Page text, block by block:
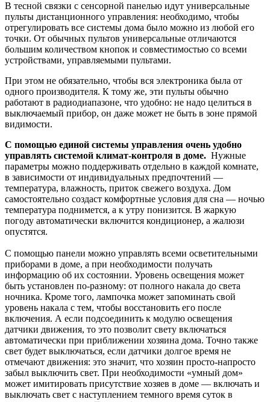
В тесной связки с сенсорной панелью идут универсальные
пульты дистанционного управления: необходимо, чтобы
отрегулировать все системы дома было можно из любой его
точки. От обычных пультов универсальные отличаются
большим количеством кнопок и совместимостью со всеми
устройствами, управляемыми пультами.
При этом не обязательно, чтобы вся электроника была от
одного производителя. К тому же, эти пульты обычно
работают в радиодиапазоне, что удобно: не надо целиться в
выключаемый прибор, он даже может не быть в зоне прямой
видимости.
С помощью единой системы управления очень удобно
управлять системой климат-контроля в доме. Нужные
параметры можно поддерживать отдельно в каждой комнате,
в зависимости от индивидуальных предпочтений —
температура, влажность, приток свежего воздуха. Дом
самостоятельно создаст комфортные условия для сна — ночью
температура поднимется, а к утру понизится. В жаркую
погоду автоматически включится кондиционер, а жалюзи
опустятся.
С помощью панели можно управлять всеми осветительными
приборами в доме, а при необходимости получать
информацию об их состоянии. Уровень освещения может
быть установлен по-разному: от полного накала до света
ночника. Кроме того, лампочка может запоминать свой
уровень накала с тем, чтобы восстановить его после
включения. А если подсоединить к модулю освещения
датчики движения, то это позволит свету включаться
автоматически при приближении хозяина дома. Точно также
свет будет выключаться, если датчики долгое время не
отмечают движения: это значит, что хозяин просто-напросто
забыл выключить свет. При необходимости «умный дом»
может имитировать присутствие хозяев в доме — включать и
выключать свет с наступлением темного время суток в